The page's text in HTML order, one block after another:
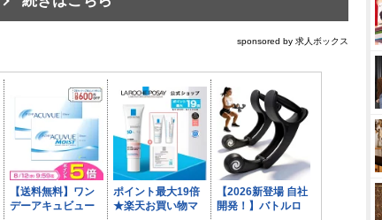
sponsored by 求人ボックス